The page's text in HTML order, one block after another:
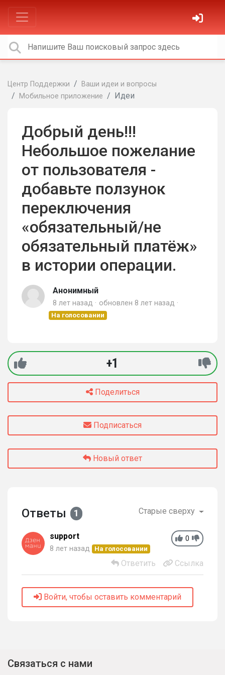
Центр Поддержки
Ваши идеи и вопросы
Мобильное приложение
Идеи
Добрый день!!!
Небольшое пожелание
от пользователя -
добавьте ползунок
переключения
«обязательный/не
обязательный платёж»
в истории операции.
Анонимный
8 лет назад обновлен 8 лет назад
На голосовании
+1
Поделиться
Подписаться
Новый ответ
Ответы 1 Старые сверху
0
support
8 лет назад На голосовании
Ответить Ссылка
Войти, чтобы оставить комментарий
Связаться с нами